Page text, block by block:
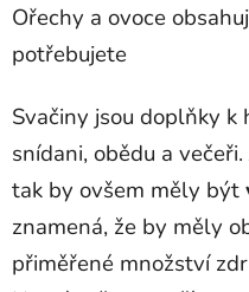
Ořechy a ovoce
potřebujete
Svačiny jsou doplňky
snídani, obědu a
tak by ovšem měly být
znamená, že by měly
přiměřené množství